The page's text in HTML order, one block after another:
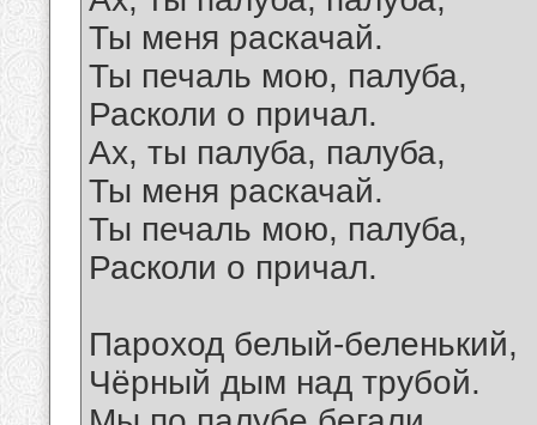
Ты меня раскачай.
Ты печаль мою, палуба,
Расколи о причал.
Ах, ты палуба, палуба,
Ты меня раскачай.
Ты печаль мою, палуба,
Расколи о причал.
Пароход белый-беленький,
Чёрный дым над трубой.